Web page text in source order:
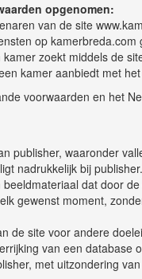
opgenomen:
van de site
op kamerbreda.com
zoekt middels de
kamer aanbiedt met
voorwaarden en het
publisher, waaronder
nadrukkelijk bij publisher.
dat door
gewenst moment,
de site voor andere
van een
met uitzondering